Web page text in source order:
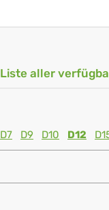
Liste aller
D7 D9 D10 D12